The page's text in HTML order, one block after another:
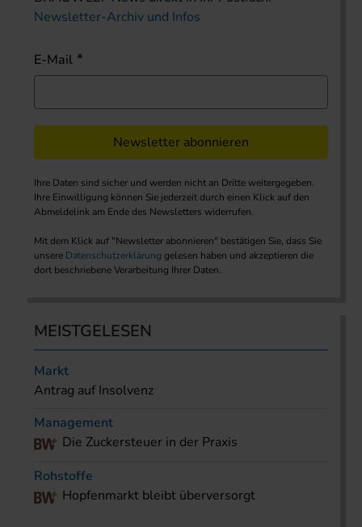
Newsletter-Archiv und Infos
E-Mail
Newsletter abonnieren
Ihre Daten sind sicher und werden nicht an Dritte weitergegeben.
Ihre Einwilligung können Sie jederzeit durch einen Klick auf den
Abmeldelink am Ende des Newsletters widerrufen.
Mit dem Klick auf "Newsletter abonnieren" bestätigen Sie, dass Sie
unsere Datenschutzerklärung gelesen haben und akzeptieren die
dort beschriebene Verarbeitung Ihrer Daten.
MEISTGELESEN
Markt
Antrag auf Insolvenz
Management
Die Zuckersteuer in der Praxis
Rohstoffe
Hopfenmarkt bleibt überversorgt